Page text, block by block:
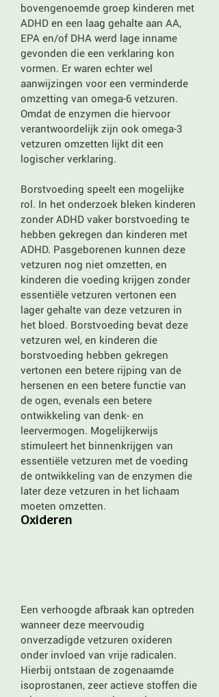
bovengenoemde groep kinderen met
ADHD en een laag gehalte aan AA,
EPA en/of DHA werd lage inname
gevonden die een verklaring kon
vormen. Er waren echter wel
aanwijzingen voor een verminderde
omzetting van omega-6 vetzuren.
Omdat de enzymen die hiervoor
verantwoordelijk zijn ook omega-3
vetzuren omzetten lijkt dit een
logischer verklaring.
Borstvoeding speelt een mogelijke
rol. In het onderzoek bleken kinderen
zonder ADHD vaker borstvoeding te
hebben gekregen dan kinderen met
ADHD. Pasgeborenen kunnen deze
vetzuren nog niet omzetten, en
kinderen die voeding krijgen zonder
essentiële vetzuren vertonen een
lager gehalte van deze vetzuren in
het bloed. Borstvoeding bevat deze
vetzuren wel, en kinderen die
borstvoeding hebben gekregen
vertonen een betere rijping van de
hersenen en een betere functie van
de ogen, evenals een betere
ontwikkeling van denk- en
leervermogen. Mogelijkerwijs
stimuleert het binnenkrijgen van
essentiële vetzuren met de voeding
de ontwikkeling van de enzymen die
later deze vetzuren in het lichaam
moeten omzetten.
Oxideren
Een verhoogde afbraak kan optreden
wanneer deze meervoudig
onverzadigde vetzuren oxideren
onder invloed van vrije radicalen.
Hierbij ontstaan de zogenaamde
isoprostanen, zeer actieve stoffen die